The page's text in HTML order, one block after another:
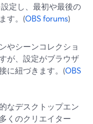
設定し、最初や最後の
す。(OBS forums)
やシーンコレクショ
が、設定がブラウザ
に紐づきます。(OBS
なデスクトップエン
くのクリエイター